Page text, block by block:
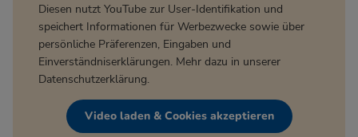
Diesen nutzt YouTube zur User-Identifikation und
speichert Informationen für Werbezwecke sowie über
persönliche Präferenzen, Eingaben und
Einverständniserklärungen. Mehr dazu in unserer
Datenschutzerklärung.
Video laden & Cookies akzeptieren